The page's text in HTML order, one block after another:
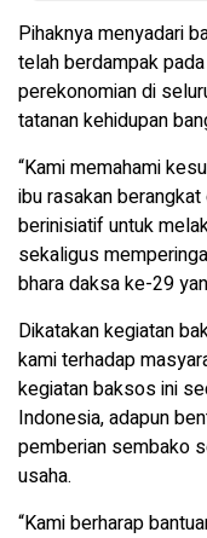
Pihaknya menyadari
telah berdampak
perekonomian di
tatanan kehidupan
“Kami memahami
ibu rasakan
berinisiatif untuk
sekaligus
bhara daksa ke-29
Dikatakan kegiatan
kami terhadap
kegiatan baksos ini
Indonesia, adapun
pemberian sembako
usaha.
“Kami berharap